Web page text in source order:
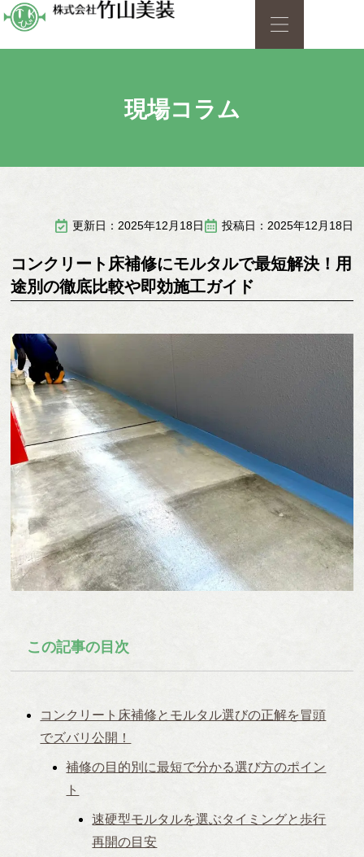
現場コラム
更新日：2025年12月18日 投稿日：2025年12月18日
コンクリート床補修にモルタルで最短解決！用
途別の徹底比較や即効施工ガイド
この記事の目次
コンクリート床補修とモルタル選びの正解を冒頭
でズバリ公開！
補修の目的別に最短で分かる選び方のポイン
ト
速硬型モルタルを選ぶタイミングと歩行
再開の目安